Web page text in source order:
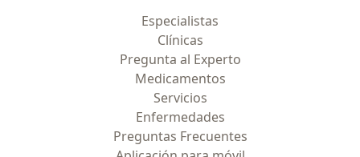
Especialistas
Clínicas
Pregunta al Experto
Medicamentos
Servicios
Enfermedades
Preguntas Frecuentes